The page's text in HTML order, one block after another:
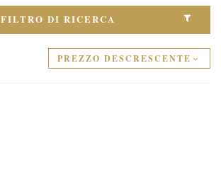
FILTRO DI RICERCA
PREZZO DESCRESCENTE